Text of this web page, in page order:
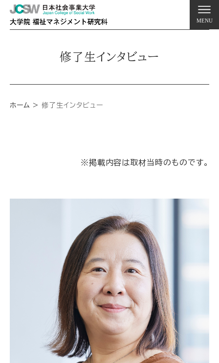
MENU
修了生インタビュー
ホーム 修了生インタビュー
※掲載内容は取材当時のものです。